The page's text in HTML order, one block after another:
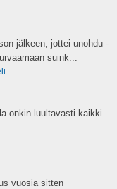
jälkeen, jottei unohdu -
suink...
onkin luultavasti kaikki
vuosia sitten